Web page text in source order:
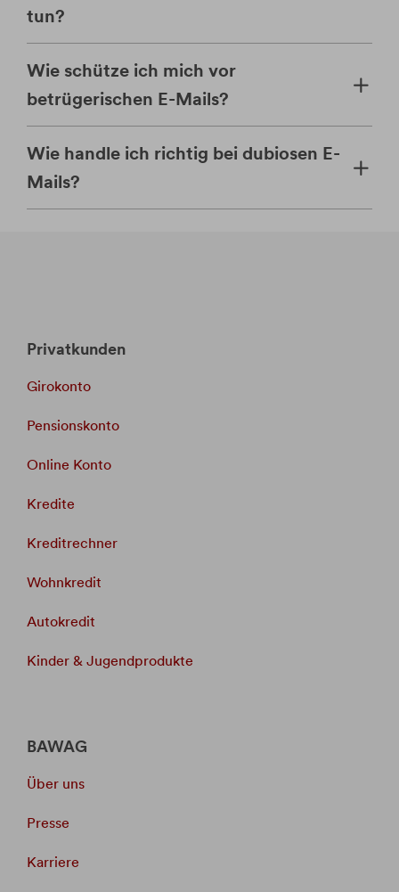
tun?
Wie schütze ich mich vor
betrügerischen E-Mails?
Wie handle ich richtig bei dubiosen E-
Mails?
Privatkunden
Girokonto
Pensionskonto
Online Konto
Kredite
Kreditrechner
Wohnkredit
Autokredit
Kinder & Jugendprodukte
BAWAG
Über uns
Presse
Karriere